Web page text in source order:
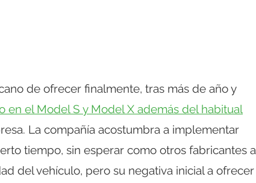
de ofrecer finalmente, tras más de año y
en el Model S y Model X además del habitual
La compañía acostumbra a implementar
tiempo, sin esperar como otros fabricantes a
del vehículo, pero su negativa inicial a ofrecer